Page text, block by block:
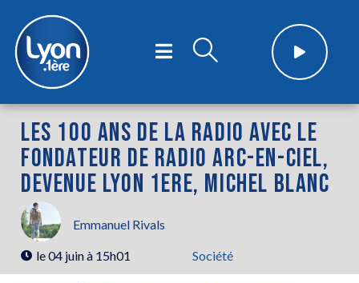
LES 100 ANS DE LA RADIO AVEC LE
FONDATEUR DE RADIO ARC-EN-CIEL,
DEVENUE LYON 1ERE, MICHEL BLANC
Emmanuel Rivals
le04 juin à 15h01 Société